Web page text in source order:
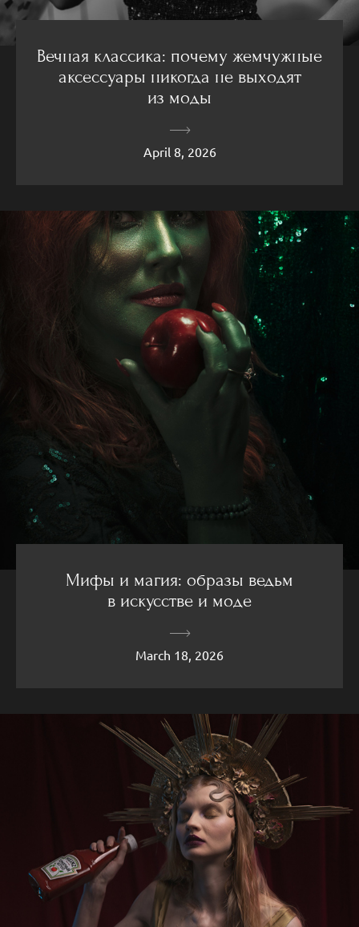
Вечная классика: почему жемчужные
аксессуары никогда не выходят
из моды
April 8, 2026
Мифы и магия: образы ведьм
в искусстве и моде
March 18, 2026